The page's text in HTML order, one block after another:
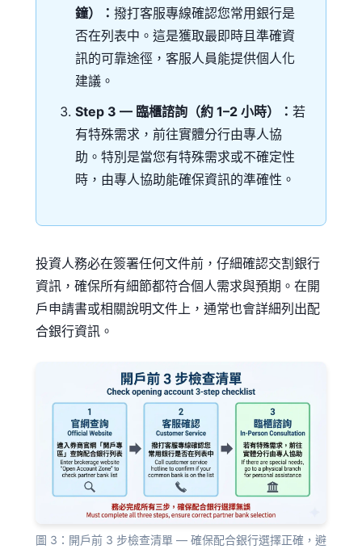
鐘）： 撥打客服專線確認您常用銀行是
否在列表中。這是獲取最即時且準確資
訊的可靠途徑，客服人員能提供個人化
建議。
Step 3 — 臨櫃諮詢（約 1–2 小時）： 若
有特殊需求，前往實體分行由專人協
助。特別是當您有特殊需求或不確定性
時，由專人協助能確保資訊的準確性。
投資人務必在簽署任何文件前，仔細確認交割銀行
資訊，確保所有細節都符合個人需求與預期。在開
戶申請書或相關說明文件上，通常也會詳細列出配
合銀行資訊。
圖 3：開戶前 3 步檢查清單 — 確保配合銀行選擇正確，避